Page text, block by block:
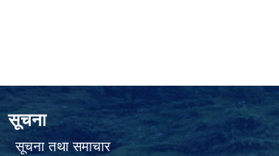
सूचना
सूचना तथा समाचार